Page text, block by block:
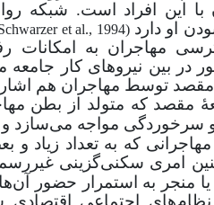
با این افراد است. شبکه
او دارد (
et al., 1994
مهاجران به امکانات
در بین نیروهای کار
توسط مهاجران هم
مقصد که متولد از بطن
و سرخوردگی مواجه می‌سازد
که به تعداد زیاد و
امری سکنی‌گزینی
منجر به استمرار حضور
اجتماعی اقتصادی